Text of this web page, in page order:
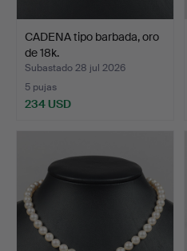
CADENA tipo barbada, oro
de 18k.
Subastado 28 jul 2026
5 pujas
234 USD